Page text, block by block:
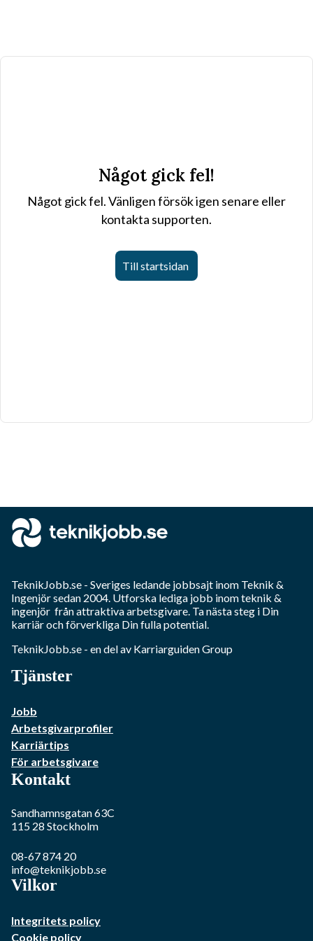
Något gick fel!
Något gick fel. Vänligen försök igen senare eller
kontakta supporten.
Till startsidan
TeknikJobb.se - Sveriges ledande jobbsajt inom Teknik &
Ingenjörsedan 2004. Utforska lediga jobb inomteknik &
ingenjör från attraktiva arbetsgivare. Ta nästa steg i Din
karriär och förverkliga Din fulla potential.
TeknikJobb.se - en del av Karriarguiden Group
Tjänster
Jobb
Arbetsgivarprofiler
Karriärtips
För arbetsgivare
Kontakt
Sandhamnsgatan 63C
115 28 Stockholm
08-67 874 20
info@teknikjobb.se
Vilkor
Integritets policy
Cookie policy